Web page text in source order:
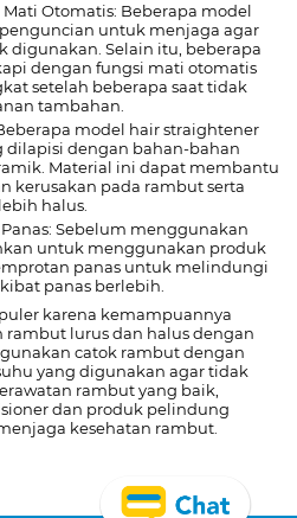
Otomatis: Beberapa model
untuk menjaga agar
digunakan. Selain itu, beberapa
dengan fungsi mati otomatis
setelah beberapa saat tidak
tambahan.
model hair straightener
dengan bahan-bahan
Material ini dapat membantu
kerusakan pada rambut serta
halus.
Sebelum menggunakan
untuk menggunakan produk
panas untuk melindungi
panas berlebih.
karena kemampuannya
lurus dan halus dengan
catok rambut dengan
yang digunakan agar tidak
rambut yang baik,
dan produk pelindung
kesehatan rambut.